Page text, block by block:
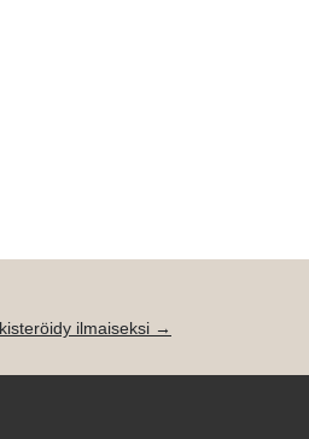
ilmaiseksi →